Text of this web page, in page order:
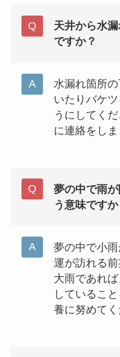
天井から水
ですか？
水漏れ箇所
いたりバケ
うにしてく
に連絡をしま
夢の中で雨
う意味ですか
夢の中で小
運が訪れる前
大雨であれ
しているこ
養に努めてく